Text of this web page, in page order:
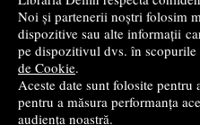
Noi și partenerii noștri folosim
dispozitive sau alte informații
pe dispozitivul dvs. în scopurile
de Cookie.
Aceste date sunt folosite pentru
pentru a măsura performanța
audiența noastră.
Cele mai bune cărți religioase
Cele mai bune cărți de istorie
Top cărți beletristică